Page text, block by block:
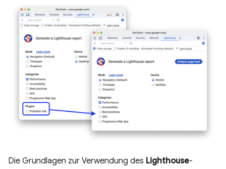
Die Grundlagen zur Verwendung des Lighthouse-